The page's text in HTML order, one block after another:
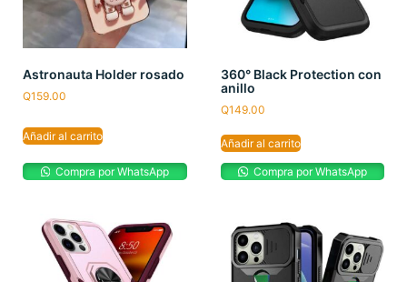
Astronauta Holder rosado
Q159.00
Añadir al carrito
Compra por WhatsApp
360° Black Protection con
anillo
Q149.00
Añadir al carrito
Compra por WhatsApp